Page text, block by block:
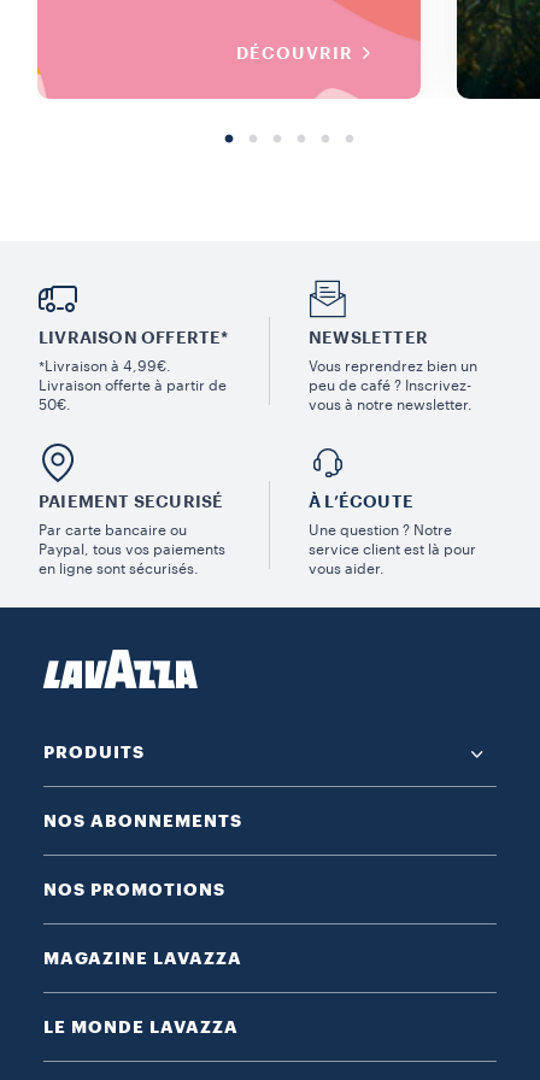
DÉCOUVRIR
LIVRAISON OFFERTE*
*Livraison à 4,99€.
Livraison offerte à partir de
50€.
NEWSLETTER
Vous reprendrez bien un
peu de café ? Inscrivez-
vous à notre newsletter.
PAIEMENT SECURISÉ
Par carte bancaire ou
Paypal, tous vos paiements
en ligne sont sécurisés.
À L’ÉCOUTE
Une question ? Notre
service client est là pour
vous aider.
PRODUITS
NOS ABONNEMENTS
NOS PROMOTIONS
MAGAZINE LAVAZZA
LE MONDE LAVAZZA